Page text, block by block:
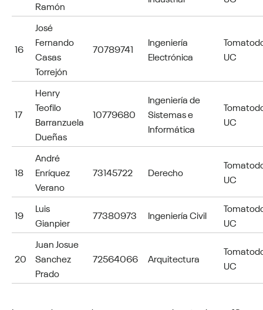
Ramón
16
José
Fernando
Casas
Torrejón
70789741
Ingeniería
Electrónica
UC
17
Henry
Teofilo
Barranzuela
Dueñas
10779680
Ingeniería de
Sistemas e
Informática
UC
18
André
Enríquez
Verano
73145722 Derecho
UC
19
Luis
Gianpier
77380973 Ingeniería Civil
UC
20
Juan Josue
Sanchez
Prado
72564066 Arquitectura
UC